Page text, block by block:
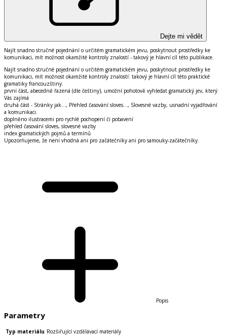
Dejte mi vědět
Najít snadno stručné pojednání o určitém gramatickém jevu, poskytnout prostředky ke
komunikaci, mít možnost okamžité kontroly znalostí - takový je hlavní cíl této publikace.
Najít snadno stručné pojednání o určitém gramatickém jevu, poskytnout prostředky ke
komunikaci, mít možnost okamžité kontroly znalostí: takový je hlavní cíl této praktické
gramatiky francouzštiny.
první část, abecedně řazená (dle češtiny), umožní pohotově vyhledat gramatický jev, který
Vás zajímá
druhá část - Stránky jak..., Přehled časování sloves..., Slovesné vazby, usnadní vyjadřování
a komunikaci.
doplněno ilustracemi pro rychlé pochopení či pobavení
přehled časování sloves, slovesné vazby
index gramatických pojmů a termínů
Upozorňujeme, že není vhodná ani pro začátečníky ani pro samouky-začátečníky.
Popis
Parametry
Typ materiálu Rozšiřující vzdělávací materiály